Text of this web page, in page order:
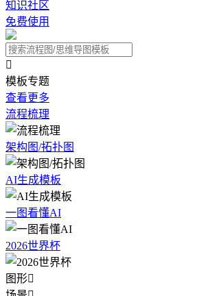
知识社区
免费使用

模板专题
查看更多
流程梳理
架构图/拓扑图
AI生成模板
一图看懂AI
2026世界杯
图形